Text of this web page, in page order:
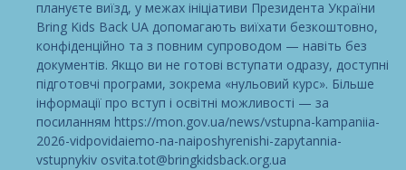
плануєте виїзд, у межах ініціативи Президента України
Bring Kids Back UA допомагають виїхати безкоштовно,
конфіденційно та з повним супроводом — навіть без
документів. Якщо ви не готові вступати одразу, доступні
підготовчі програми, зокрема «нульовий курс». Більше
інформації про вступ і освітні можливості — за
посиланням https://mon.gov.ua/news/vstupna-kampaniia-
2026-vidpovidaiemo-na-naiposhyrenishi-zapytannia-
vstupnykiv osvita.tot@bringkidsback.org.ua